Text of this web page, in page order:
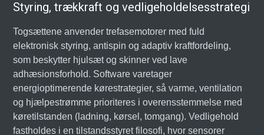
Styring, trækkraft og vedligeholdelsesstrategi
Togsættene anvender trefasemotorer med fuld
elektronisk styring, antispin og adaptiv kraftfordeling,
som beskytter hjulsæt og skinner ved lave
adhæsionsforhold. Software varetager
energioptimerende kørestrategier, så varme, ventilation
og hjælpestrømme prioriteres i overensstemmelse med
køretilstanden (ladning, kørsel, tomgang). Vedligehold
fastholdes i en tilstandsstyret filosofi, hvor sensorer